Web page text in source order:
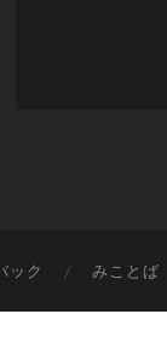
ック みことば